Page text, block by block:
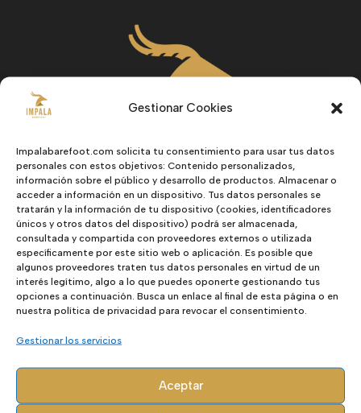
Gestionar Cookies
Impalabarefoot.com solicita tu consentimiento para usar tus datos
personales con estos objetivos: Contenido personalizados,
información sobre el público y desarrollo de productos. Almacenar o
acceder a información en un dispositivo. Tus datos personales se
tratarán y la información de tu dispositivo (cookies, identificadores
únicos y otros datos del dispositivo) podrá ser almacenada,
consultada y compartida con proveedores externos o utilizada
específicamente por este sitio web o aplicación. Es posible que
algunos proveedores traten tus datos personales en virtud de un
interés legítimo, algo a lo que puedes oponerte gestionando tus
opciones a continuación. Busca un enlace al final de esta página o en
nuestra política de privacidad para revocar el consentimiento.
Gestionar los servicios
Aceptar
Hombre
Mujer